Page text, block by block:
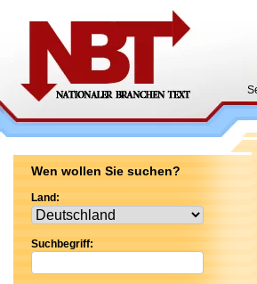
Wen wollen Sie suchen?
Land:
Suchbegriff: